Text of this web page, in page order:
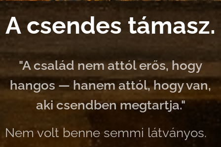
A csendes támasz.
"A család nem attól erős, hogy
hangos — hanem attól, hogy van,
aki csendben megtartja."
Nem volt benne semmi látványos.